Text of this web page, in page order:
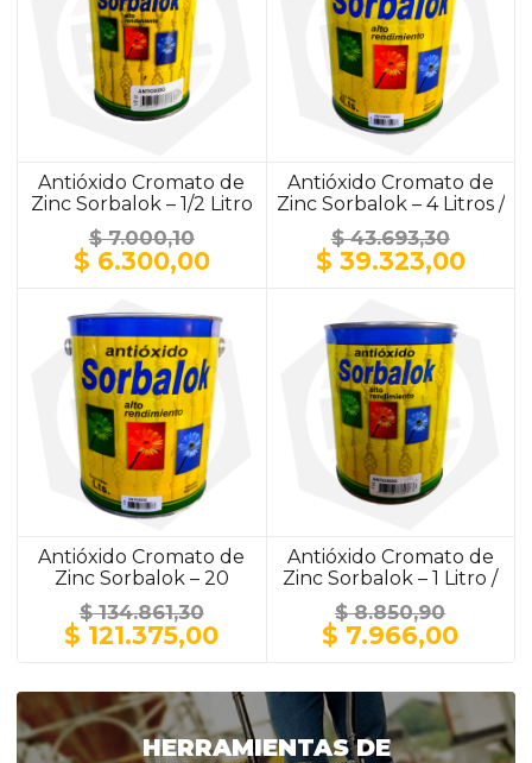
Antióxido Cromato de
Zinc Sorbalok – 1/2 Litro
/ ALUMINIO
$7.000,10
El
original
era:
$ 7.000,10.
$ 6.300,00El
actual
es:
$ 6.300,00.
Antióxido Cromato de
Zinc Sorbalok – 4 Litros /
ALUMINIO
$43.693,30
El
era:
$ 43.693,30.
$ 39.323,00El
Antióxido Cromato de
Zinc Sorbalok – 20
Litros / GRIS
$134.861,30
El
precio
era:
$ 134.861,30.
$ 121.375,00El
es:
$ 121.375,00.
Antióxido Cromato de
Zinc Sorbalok – 1 Litro /
GRIS
$8.850,90
El
precio
era:
$ 8.850,90.
$ 7.966,00El
es:
$
HERRAMIENTAS DE